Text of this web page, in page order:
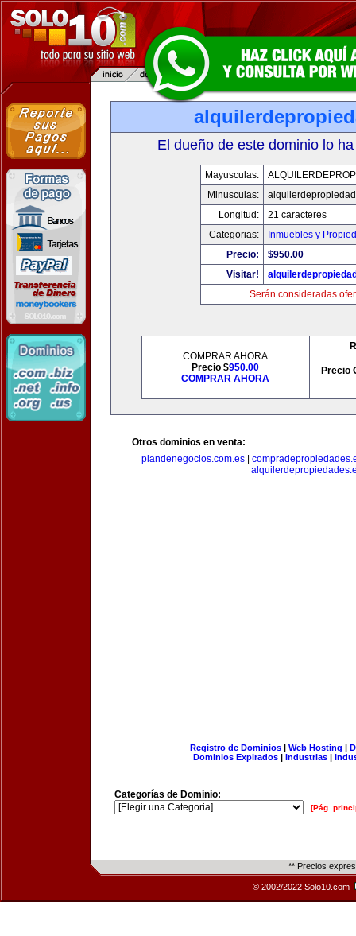
El dueño de este dominio lo
Mayusculas:
Minusculas:
Longitud:
21 caracteres
Categorias:
Inmuebles y
Precio:
$950.00
Visitar!
Serán consideradas
COMPRAR AHORA
Precio $950.00
COMPRAR AHORA
Precio
Otros dominios en venta:
plandenegocios.com.es|
Registro de Dominios| Web Hosting |
Dominios Expirados | Industrias |
Categorías de Dominio:
[Pág.
** Precios
© 2002/2022 Solo10.com